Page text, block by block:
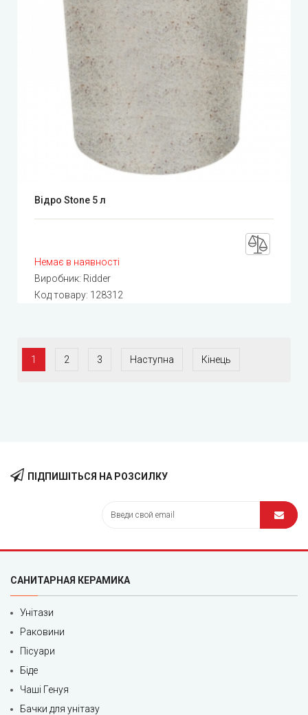
Відро Stone 5 л
Немає в наявності
Виробник: Ridder
Код товару: 128312
1 2 3 Наступна Кінець
ПІДПИШІТЬСЯ НА РОЗСИЛКУ
САНИТАРНАЯ КЕРАМИКА
Унітази
Раковини
Пісуари
Біде
Чаші Генуя
Бачки для унітазу